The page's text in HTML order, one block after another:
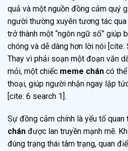
quả và một nguồn đồng cảm quý
người thường xuyên tương tác
trở thành một “ngôn ngữ số” giúp
chóng và dễ dàng hơn lời nói [cite:
Thay vì phải soạn một đoạn văn
mỏi, một chiếc meme chán có
thoại, giúp người nhận ngay lập
[cite: 6 search 1].
Sự đồng cảm chính là yếu tố quan
chán được lan truyền mạnh mẽ.
đúng trạng thái tâm trạng, quan